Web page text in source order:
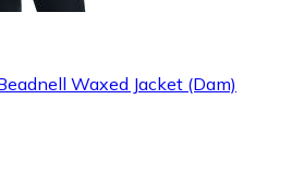
Waxed Jacket (Dam)